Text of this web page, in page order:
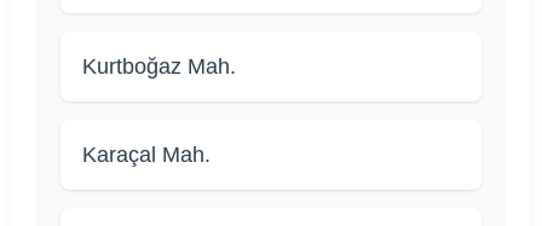
Kurtboğaz Mah.
Karaçal Mah.